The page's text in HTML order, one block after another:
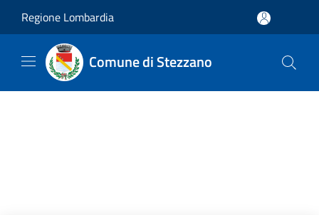
Regione Lombardia
Comune di Stezzano